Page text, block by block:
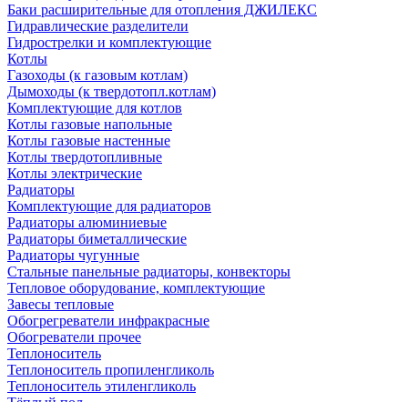
Баки расширительные для отопления ДЖИЛЕКС
Гидравлические разделители
Гидрострелки и комплектующие
Котлы
Газоходы (к газовым котлам)
Дымоходы (к твердотопл.котлам)
Комплектующие для котлов
Котлы газовые напольные
Котлы газовые настенные
Котлы твердотопливные
Котлы электрические
Радиаторы
Комплектующие для радиаторов
Радиаторы алюминиевые
Радиаторы биметаллические
Радиаторы чугунные
Стальные панельные радиаторы, конвекторы
Тепловое оборудование, комплектующие
Завесы тепловые
Обогрегреватели инфракрасные
Обогреватели прочее
Теплоноситель
Теплоноситель пропиленгликоль
Теплоноситель этиленгликоль